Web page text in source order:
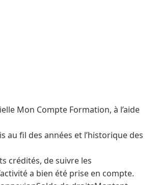
Mon Compte Formation, à l’aide
au fil des années et l’historique des
crédités, de suivre les
a bien été prise en compte.